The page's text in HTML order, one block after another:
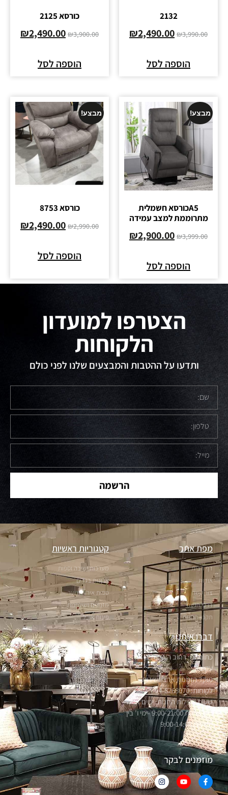
2132
₪3,990.00
₪2,490.00
הוספה לסל
כורסא 2125
₪3,900.00
₪2,490.00
הוספה לסל
מבצע!
A5כורסא חשמלית
מתרוממת למצב עמידה
₪3,999.00
₪2,900.00
הוספה לסל
מבצע!
כורסא 8753
₪2,990.00
₪2,490.00
הוספה לסל
הצטרפו למועדון
הלקוחות
ותדעו על ההטבות והמבצעים שלנו לפני כולם
הרשמה
מפת אתר
דף הבית
אודות
צור קשר
דרכי הגעה
תקנון החנות
קטגוריות ראשיות
מערכות ישיבה וספות
ארונות בגדים
ספות אירוח ונוער
מזנונים ושולחנות
פינות אוכל
דברו איתנו
כתובתנו: רחוב הערבה 1, אור
עקיבא
מוקד הזמנות ארצי ושירות
לקוחות: 04-8268070
שעות פעילות החנות: ימים א'-ה'
בין השעות 9:00-21:00 -ימי ו' בין
השעות 9:00-14:00
מוזמנים לבקר